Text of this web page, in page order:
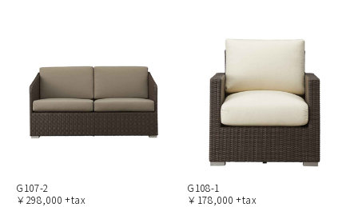
G107-2
￥298,000 +tax
G108-1
￥178,000 +tax